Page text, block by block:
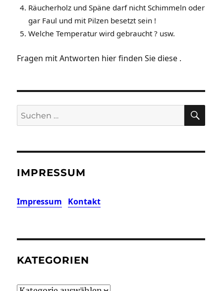
Räucherholz und Späne darf nicht Schimmeln oder
gar Faul und mit Pilzen besetzt sein !
Welche Temperatur wird gebraucht ? usw.
Fragen mit Antworten hier finden Sie diese .
Suchen
nach:
IMPRESSUM
Impressum Kontakt
KATEGORIEN